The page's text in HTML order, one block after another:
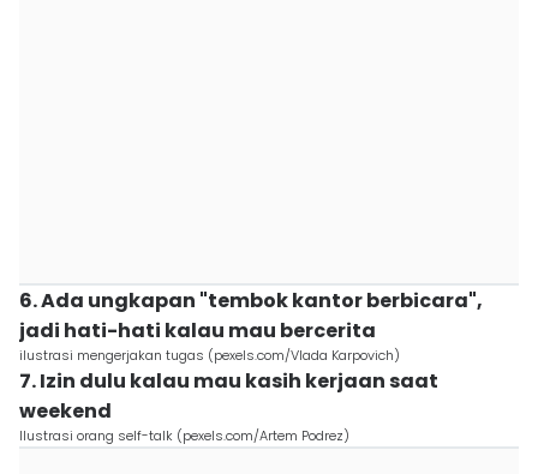
6. Ada ungkapan "tembok kantor berbicara",
jadi hati-hati kalau mau bercerita
ilustrasi mengerjakan tugas (pexels.com/Vlada Karpovich)
7. Izin dulu kalau mau kasih kerjaan saat
weekend
Ilustrasi orang self-talk (pexels.com/Artem Podrez)